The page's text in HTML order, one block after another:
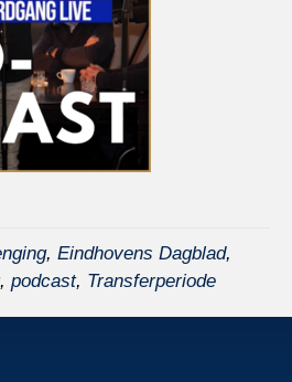
, Eindhovens Dagblad,
, podcast, Transferperiode